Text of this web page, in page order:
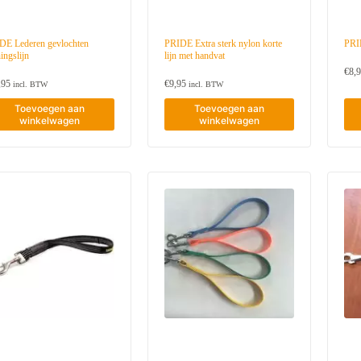
t
e
Lederen gevlochten
incl. BTW
Toevoegen aan
winkelwagen
PRIDE Extra sterk nylon korte
lijn met handvat
€9,95 incl. BTW
Toevoegen aan
winkelwagen
€